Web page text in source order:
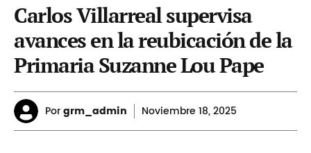
Carlos Villarreal supervisa
avances en la reubicación de la
Primaria Suzanne Lou Pape
Porgrm_admin Noviembre 18, 2025